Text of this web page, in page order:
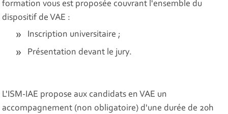
formation vous est proposée couvrant l'ensemble du
dispositif de VAE :
Inscription universitaire ;
Présentation devant le jury.
L'ISM-IAE propose aux candidats en VAE un
accompagnement (non obligatoire) d'une durée de 20h